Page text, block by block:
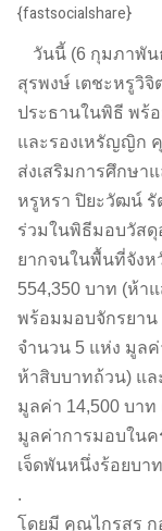
{fastsocialshare}
วันนี้ (6 กุมภาพัน
สุรพงษ์ เตชะหรูวิจิ
ประธานในพิธี พร้
และรองเหรัญญิก
ส่งเสริมการศึกษ
หรูหรา ปิยะวัฒน์ รั
ร่วมในพิธีมอบวัส
ยากจนในพื้นที่จังห
554,350 บาท (ห้
พร้อมมอบจักรยาน
จำนวน 5 แห่ง มูล
ห้าสิบบาทถ้วน) แล
มูลค่า 14,500 บา
มูลค่าการมอบใน
เจ็ดพันหนึ่งร้อยบา
.
โดยมี คุณไกรสร ก